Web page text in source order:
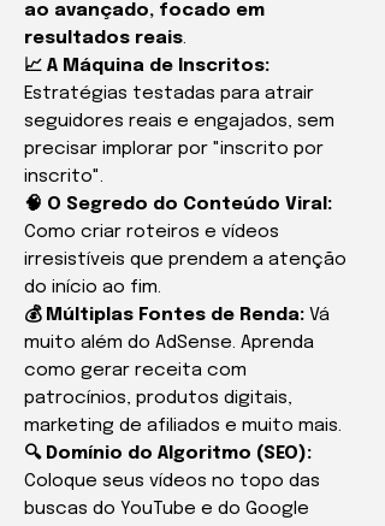
ao avançado, focado em
resultados reais.
📈 A Máquina de Inscritos:
Estratégias testadas para atrair
seguidores reais e engajados, sem
precisar implorar por "inscrito por
inscrito".
🧠 O Segredo do Conteúdo Viral:
Como criar roteiros e vídeos
irresistíveis que prendem a atenção
do início ao fim.
💰 Múltiplas Fontes de Renda: Vá
muito além do AdSense. Aprenda
como gerar receita com
patrocínios, produtos digitais,
marketing de afiliados e muito mais.
🔍 Domínio do Algoritmo (SEO):
Coloque seus vídeos no topo das
buscas do YouTube e do Google